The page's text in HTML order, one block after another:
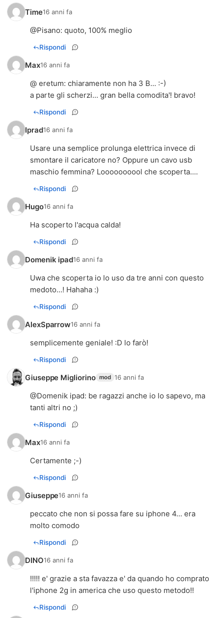
Time16 anni fa
@Pisano: quoto, 100% meglio
Rispondi
Max16 anni fa
@ eretum: chiaramente non ha 3 B... :-)
a parte gli scherzi... gran bella comodita'! bravo!
Rispondi
Iprad16 anni fa
Usare una semplice prolunga elettrica invece di
smontare il caricatore no? Oppure un cavo usb
maschio femmina? Loooooooool che scoperta....
Rispondi
Hugo16 anni fa
Ha scoperto l'acqua calda!
Rispondi
Domenik ipad16 anni fa
Uwa che scoperta io lo uso da tre anni con questo
medoto...! Hahaha :)
Rispondi
AlexSparrow16 anni fa
semplicemente geniale! :D lo farò!
Rispondi
Giuseppe Migliorino mod 16 anni fa
@Domenik ipad: be ragazzi anche io lo sapevo, ma
tanti altri no ;)
Rispondi
Max16 anni fa
Certamente ;-)
Rispondi
Giuseppe16 anni fa
peccato che non si possa fare su iphone 4... era
molto comodo
Rispondi
DINO16 anni fa
!!!!! e' grazie a sta favazza e' da quando ho comprato
l'iphone 2g in america che uso questo metodo!!
Rispondi